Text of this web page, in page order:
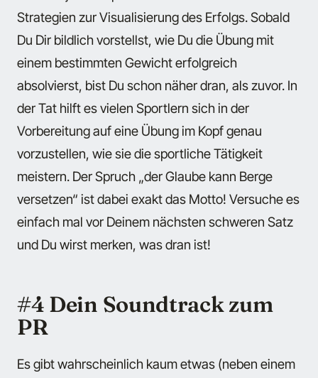
Strategien zur Visualisierung des Erfolgs. Sobald
Du Dir bildlich vorstellst, wie Du die Übung mit
einem bestimmten Gewicht erfolgreich
absolvierst, bist Du schon näher dran, als zuvor. In
der Tat hilft es vielen Sportlern sich in der
Vorbereitung auf eine Übung im Kopf genau
vorzustellen, wie sie die sportliche Tätigkeit
meistern. Der Spruch „der Glaube kann Berge
versetzen“ ist dabei exakt das Motto! Versuche es
einfach mal vor Deinem nächsten schweren Satz
und Du wirst merken, was dran ist!
#4 Dein Soundtrack zum
PR
Es gibt wahrscheinlich kaum etwas (neben einem